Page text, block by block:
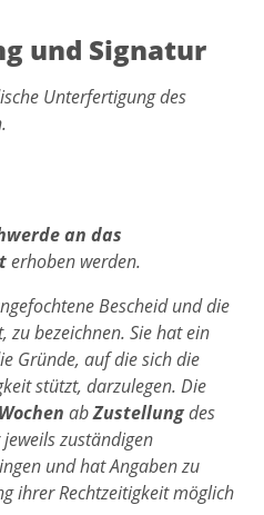
und Signatur
Unterfertigung des
an das
erhoben werden.
Bescheid und die
zu bezeichnen. Sie hat ein
Gründe, auf die sich die
stützt, darzulegen. Die
abZustellungdes
zuständigen
und hat Angaben zu
ihrer Rechtzeitigkeit möglich